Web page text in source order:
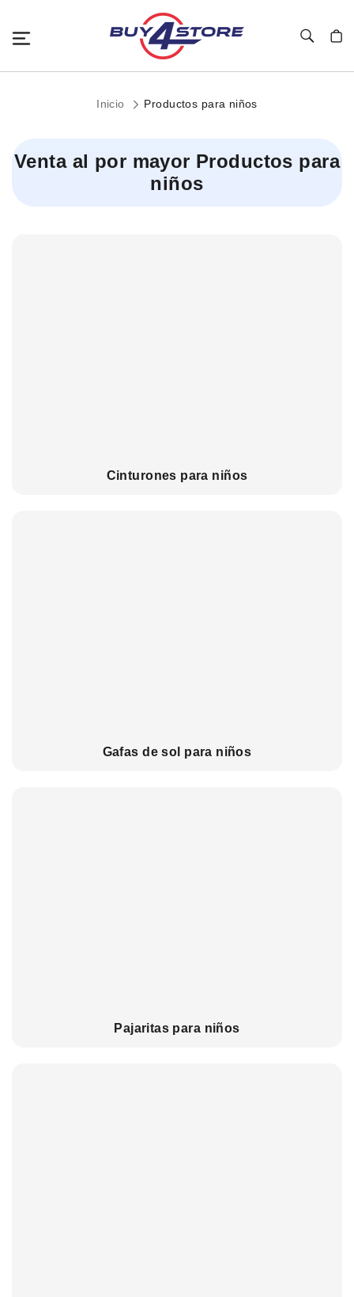
Inicio Productos para niños
Venta al por mayor Productos para
niños
Cinturones para niños
Gafas de sol para niños
Pajaritas para niños